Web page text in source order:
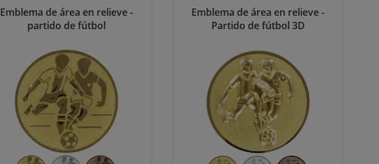
Emblema de área en relieve -
partido de fútbol
Emblema de área en relieve -
Partido de fútbol 3D